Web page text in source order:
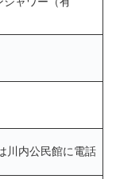
川内公民館に電話